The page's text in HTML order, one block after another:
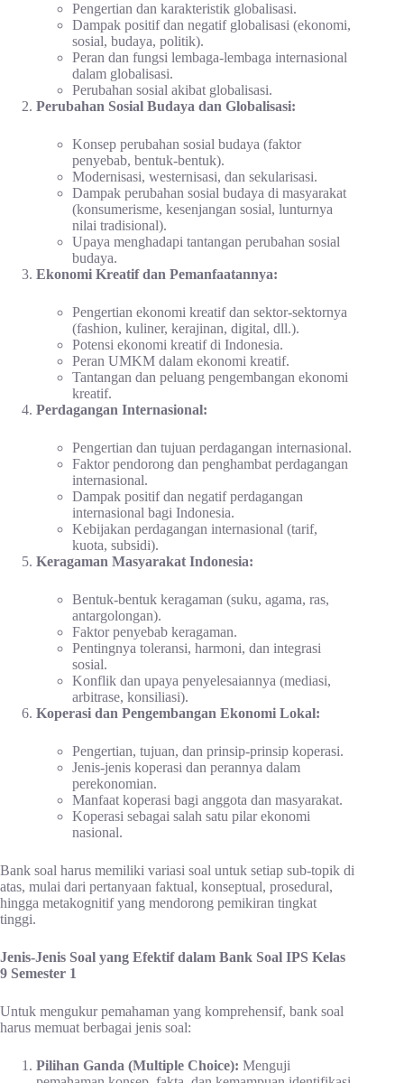
Pengertian dan karakteristik globalisasi.
Dampak positif dan negatif globalisasi (ekonomi,
sosial, budaya, politik).
Peran dan fungsi lembaga-lembaga internasional
dalam globalisasi.
Perubahan sosial akibat globalisasi.
Perubahan Sosial Budaya dan Globalisasi:
Konsep perubahan sosial budaya (faktor
penyebab, bentuk-bentuk).
Modernisasi, westernisasi, dan sekularisasi.
Dampak perubahan sosial budaya di masyarakat
(konsumerisme, kesenjangan sosial, lunturnya
nilai tradisional).
Upaya menghadapi tantangan perubahan sosial
budaya.
Ekonomi Kreatif dan Pemanfaatannya:
Pengertian ekonomi kreatif dan sektor-sektornya
(fashion, kuliner, kerajinan, digital, dll.).
Potensi ekonomi kreatif di Indonesia.
Peran UMKM dalam ekonomi kreatif.
Tantangan dan peluang pengembangan ekonomi
kreatif.
Perdagangan Internasional:
Pengertian dan tujuan perdagangan internasional.
Faktor pendorong dan penghambat perdagangan
internasional.
Dampak positif dan negatif perdagangan
internasional bagi Indonesia.
Kebijakan perdagangan internasional (tarif,
kuota, subsidi).
Keragaman Masyarakat Indonesia:
Bentuk-bentuk keragaman (suku, agama, ras,
antargolongan).
Faktor penyebab keragaman.
Pentingnya toleransi, harmoni, dan integrasi
sosial.
Konflik dan upaya penyelesaiannya (mediasi,
arbitrase, konsiliasi).
Koperasi dan Pengembangan Ekonomi Lokal:
Pengertian, tujuan, dan prinsip-prinsip koperasi.
Jenis-jenis koperasi dan perannya dalam
perekonomian.
Manfaat koperasi bagi anggota dan masyarakat.
Koperasi sebagai salah satu pilar ekonomi
nasional.
Bank soal harus memiliki variasi soal untuk setiap sub-topik di
atas, mulai dari pertanyaan faktual, konseptual, prosedural,
hingga metakognitif yang mendorong pemikiran tingkat
tinggi.
Jenis-Jenis Soal yang Efektif dalam Bank Soal IPS Kelas
9 Semester 1
Untuk mengukur pemahaman yang komprehensif, bank soal
harus memuat berbagai jenis soal:
Pilihan Ganda (Multiple Choice): Menguji